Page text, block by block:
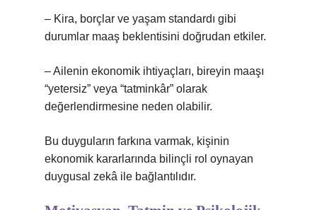
– Kira, borçlar ve yaşam standardı gibi
durumlar maaş beklentisini doğrudan etkiler.
– Ailenin ekonomik ihtiyaçları, bireyin maaşı
“yetersiz” veya “tatminkâr” olarak
değerlendirmesine neden olabilir.
Bu duyguların farkına varmak, kişinin
ekonomik kararlarında bilinçli rol oynayan
duygusal zekâ ile bağlantılıdır.